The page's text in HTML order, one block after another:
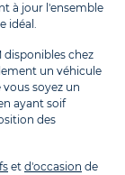
à jour l'ensemble
idéal.
disponibles chez
un véhicule
soyez un
ayant soif
des
et d'occasion de